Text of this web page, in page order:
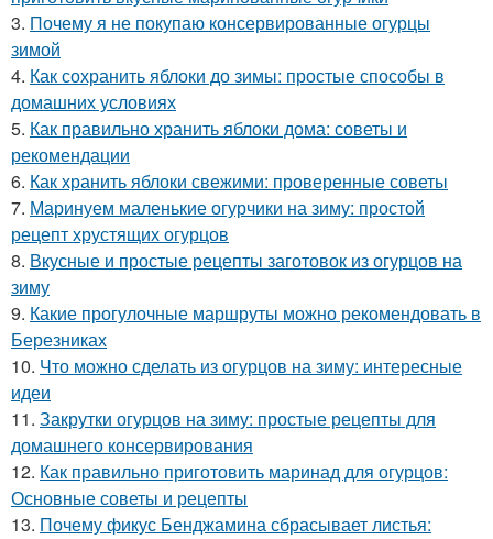
3. Почему я не покупаю консервированные огурцы
зимой
4. Как сохранить яблоки до зимы: простые способы в
домашних условиях
5. Как правильно хранить яблоки дома: советы и
рекомендации
6. Как хранить яблоки свежими: проверенные советы
7. Маринуем маленькие огурчики на зиму: простой
рецепт хрустящих огурцов
8. Вкусные и простые рецепты заготовок из огурцов на
зиму
9. Какие прогулочные маршруты можно рекомендовать в
Березниках
10. Что можно сделать из огурцов на зиму: интересные
идеи
11. Закрутки огурцов на зиму: простые рецепты для
домашнего консервирования
12. Как правильно приготовить маринад для огурцов:
Основные советы и рецепты
13. Почему фикус Бенджамина сбрасывает листья: